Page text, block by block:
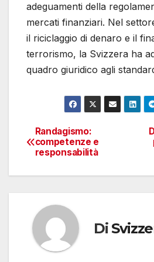
adeguamenti della
mercati finanziari. Nel
il riciclaggio di denaro e il
terrorismo, la Svizzera ha
quadro giuridico agli
Navigazione
articoli
Randagismo:
competenze e
responsabilità
Di